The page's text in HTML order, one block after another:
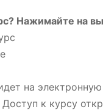
Нажимайте на
на электронную
к курсу